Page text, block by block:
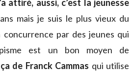
attiré, aussi, c’est la jeunesse
mais je suis le plus vieux du
par des jeunes qui
est un bon moyen de
de Franck Cammas qui utilise